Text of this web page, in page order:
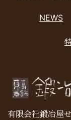
NEWS
有限会社鍛冶屋